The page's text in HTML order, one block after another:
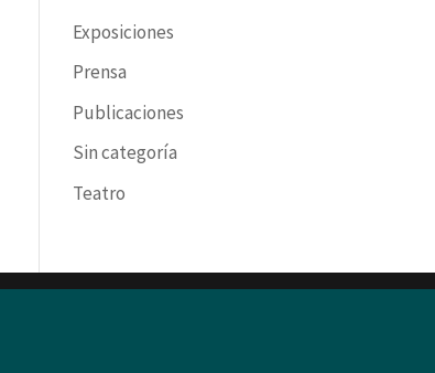
Exposiciones
Prensa
Publicaciones
Sin categoría
Teatro